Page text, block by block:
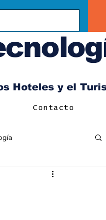
Hoteles y el
Contacto